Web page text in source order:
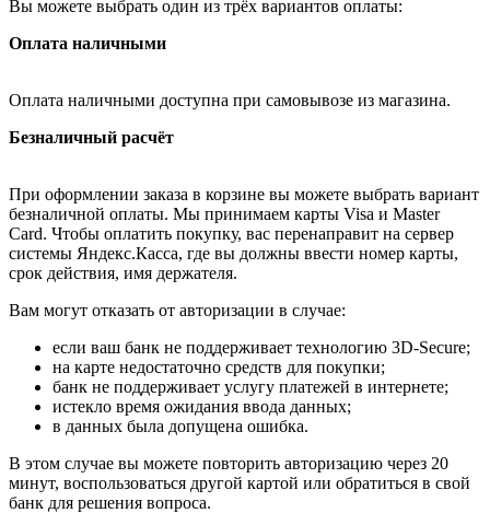
Вы можете выбрать один из трёх вариантов оплаты:
Оплата наличными
Оплата наличными доступна при самовывозе из магазина.
Безналичный расчёт
При оформлении заказа в корзине вы можете выбрать вариант
безналичной оплаты. Мы принимаем карты Visa и Master
Card. Чтобы оплатить покупку, вас перенаправит на сервер
системы Яндекс.Касса, где вы должны ввести номер карты,
срок действия, имя держателя.
Вам могут отказать от авторизации в случае:
если ваш банк не поддерживает технологию 3D-Secure;
на карте недостаточно средств для покупки;
банк не поддерживает услугу платежей в интернете;
истекло время ожидания ввода данных;
в данных была допущена ошибка.
В этом случае вы можете повторить авторизацию через 20
минут, воспользоваться другой картой или обратиться в свой
банк для решения вопроса.